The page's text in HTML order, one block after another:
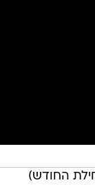
החודש)